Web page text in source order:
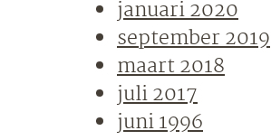
januari 2020
september 2019
maart 2018
juli 2017
juni 1996